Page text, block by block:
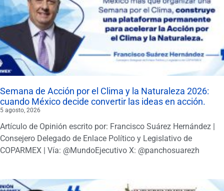
Semana de Acción por el Clima y la Naturaleza 2026:
cuando México decide convertir las ideas en acción.
5 agosto, 2026
Artículo de Opinión escrito por: Francisco Suárez Hernández |
Consejero Delegado de Enlace Político y Legislativo de
COPARMEX | Vía: @MundoEjecutivo X: @panchosuarezh